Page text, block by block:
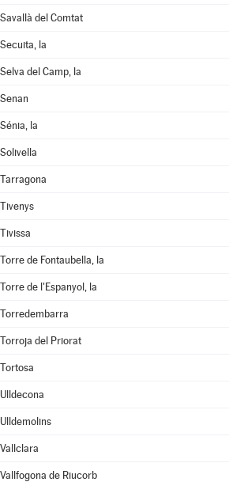
Savallà del Comtat
Secuita, la
Selva del Camp, la
Senan
Sénia, la
Solivella
Tarragona
Tivenys
Tivissa
Torre de Fontaubella, la
Torre de l'Espanyol, la
Torredembarra
Torroja del Priorat
Tortosa
Ulldecona
Ulldemolins
Vallclara
Vallfogona de Riucorb